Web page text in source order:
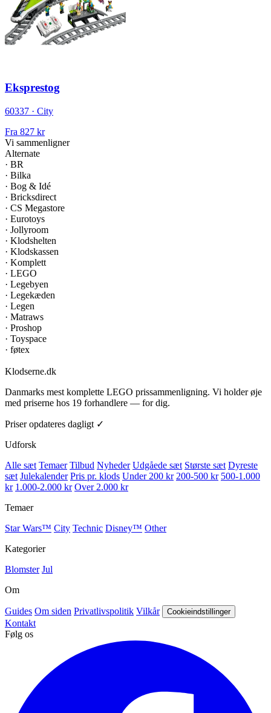
Eksprestog
60337 · City
Fra 827 kr
Vi sammenligner
Alternate
· BR
· Bilka
· Bog & Idé
· Bricksdirect
· CS Megastore
· Eurotoys
· Jollyroom
· Klodshelten
· Klodskassen
· Komplett
· LEGO
· Legebyen
· Legekæden
· Legen
· Matraws
· Proshop
· Toyspace
· føtex
Klodserne.dk
Danmarks mest komplette LEGO prissammenligning. Vi holder øje
med priserne hos 19 forhandlere — for dig.
Priser opdateres dagligt ✓
Udforsk
Alle sæt Temaer Tilbud Nyheder Udgåede sæt Største sæt Dyreste
sæt Julekalender Pris pr. klods Under 200 kr 200-500 kr 500-1.000
kr 1.000-2.000 kr Over 2.000 kr
Temaer
Star Wars™ City Technic Disney™ Other
Kategorier
Blomster Jul
Om
Guides Om siden Privatlivspolitik Vilkår Cookieindstillinger
Kontakt
Følg os